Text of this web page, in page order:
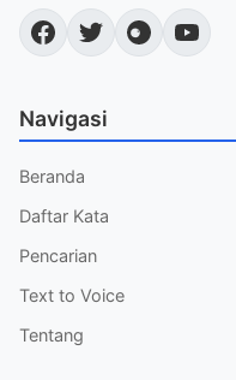
Navigasi
Beranda
Daftar Kata
Pencarian
Text to Voice
Tentang